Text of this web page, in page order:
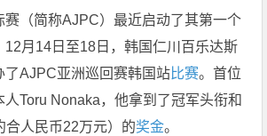
赛（简称AJPC）最近启动了其第一个
12月14日至18日，韩国仁川百乐达斯
了AJPC亚洲巡回赛韩国站比赛。首位
Toru Nonaka，他拿到了冠军头衔和
合人民币22万元）的奖金。